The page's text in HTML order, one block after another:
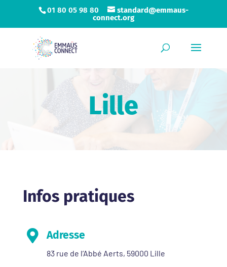
01 80 05 98 80
standard@emmaus-
connect.org
Lille
Infos pratiques
 Adresse
83 rue de l’Abbé Aerts, 59000 Lille